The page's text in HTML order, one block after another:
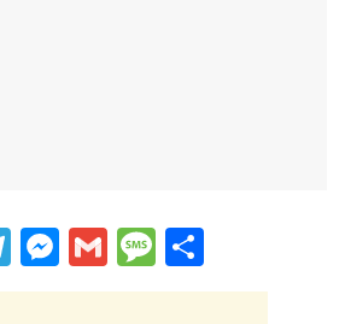
T
el
M
es
G
m
M
esha